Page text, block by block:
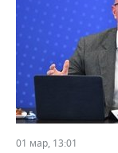
01 мар, 13:01